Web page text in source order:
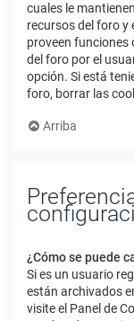
cuales le
recursos del foro
proveen funciones
del foro por el
opción. Si está
foro, borrar las
Arriba
¿Cómo se puede
Si es un usuario
están archivados
visite el Panel de